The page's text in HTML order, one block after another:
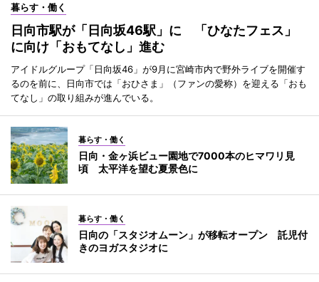
暮らす・働く
日向市駅が「日向坂46駅」に 「ひなたフェス」
に向け「おもてなし」進む
アイドルグループ「日向坂46」が9月に宮崎市内で野外ライブを開催す
るのを前に、日向市では「おひさま」（ファンの愛称）を迎える「おも
てなし」の取り組みが進んでいる。
暮らす・働く
日向・金ヶ浜ビュー園地で7000本のヒマワリ見
頃 太平洋を望む夏景色に
暮らす・働く
日向の「スタジオムーン」が移転オープン 託児付
きのヨガスタジオに